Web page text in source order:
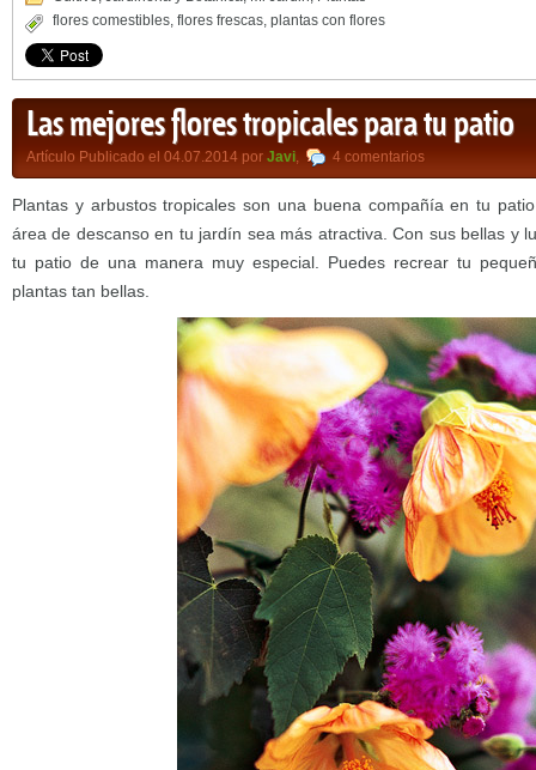
flores comestibles, flores frescas, plantas con flores
Las mejores flores tropicales para tu patio
Artículo Publicado el 04.07.2014 por Javi, 4 comentarios
Plantas y arbustos tropicales son una buena compañía en tu
área de descanso en tu jardín sea más atractiva. Con sus bellas y
tu patio de una manera muy especial. Puedes recrear tu
plantas tan bellas.